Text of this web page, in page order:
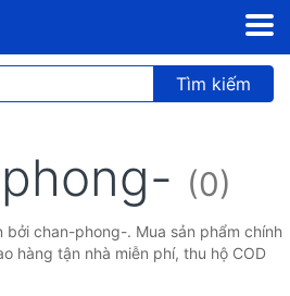
Tìm kiếm
(0)
chan-phong-. Mua sản phẩm chính
hàng tận nhà miễn phí, thu hộ COD